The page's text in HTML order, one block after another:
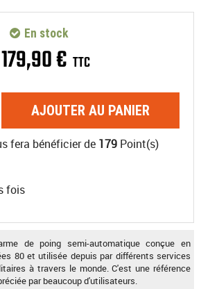
179,90€ TTC
En stock
AJOUTER AU PANIER
fera bénéficier de 179 Point(s)
fois
de poing semi-automatique conçue en
80 et utilisée depuis par différents services
à travers le monde. C'est une référence
par beaucoup d'utilisateurs.